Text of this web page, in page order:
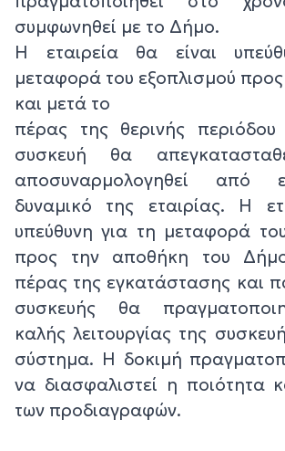
συμφωνηθεί με το Δήμο.
Η εταιρεία θα είναι
μεταφορά του εξοπλισμού
και μετά το
πέρας της θερινής
συσκευή θα
αποσυναρμολογηθεί από
δυναμικό της εταιρίας. Η
υπεύθυνη για τη μεταφορά
προς την αποθήκη του
πέρας της εγκατάστασης και
συσκευής θα
καλής λειτουργίας της
σύστημα. Η δοκιμή
να διασφαλιστεί η ποιότητα
των προδιαγραφών.